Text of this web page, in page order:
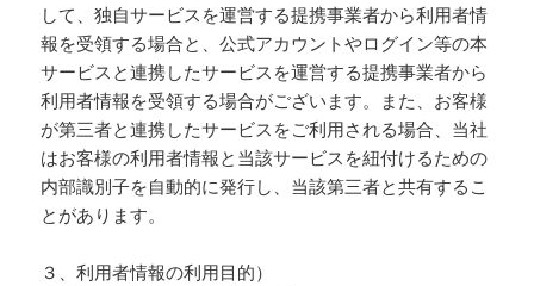
して、独自サービスを運営する提携事業者から利用者情
報を受領する場合と、公式アカウントやログイン等の本
サービスと連携したサービスを運営する提携事業者から
利用者情報を受領する場合がございます。また、お客様
が第三者と連携したサービスをご利用される場合、当社
はお客様の利用者情報と当該サービスを紐付けるための
内部識別子を自動的に発行し、当該第三者と共有するこ
とがあります。
３、利用者情報の利用目的）